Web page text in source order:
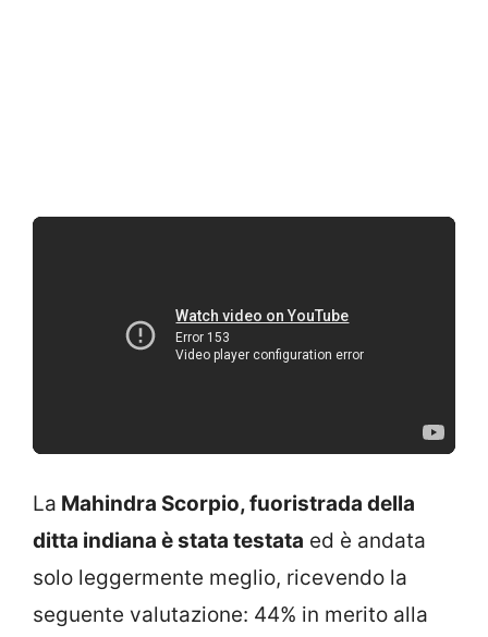
La Mahindra Scorpio, fuoristrada della
ditta indiana è stata testata ed è andata
solo leggermente meglio, ricevendo la
seguente valutazione: 44% in merito alla